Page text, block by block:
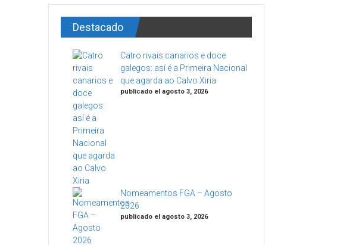
Destacado
Catro rivais canarios e doce
galegos: así é a Primeira Nacional
que agarda ao Calvo Xiria
publicado el agosto 3, 2026
Nomeamentos FGA – Agosto
2026
publicado el agosto 3, 2026